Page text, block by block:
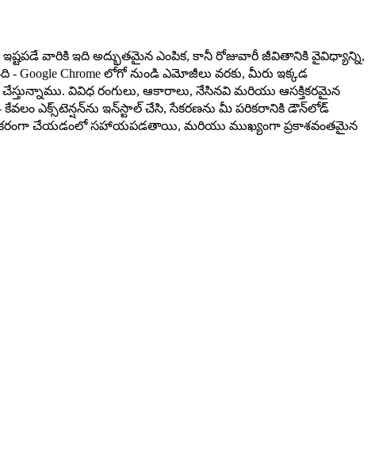
వారికి ఇది అద్భుతమైన ఎంపిక, కానీ రోజువారీ జీవితానికి వైవిధ్యాన్ని,
Chrome లోగో నుండి ఎమోజీలు వరకు, మీరు ఇక్కడ
వివిధ రంగులు, ఆకారాలు, నేసినవి మరియు ఆసక్తికరమైన
ఎక్స్‌టెన్షన్‌ను ఇన్‌స్టాల్ చేసి, సేకరణను మీ పరికరానికి డౌన్‌లోడ్
చేయడంలో సహాయపడతాయి, మరియు ముఖ్యంగా ప్రకాశవంతమైన